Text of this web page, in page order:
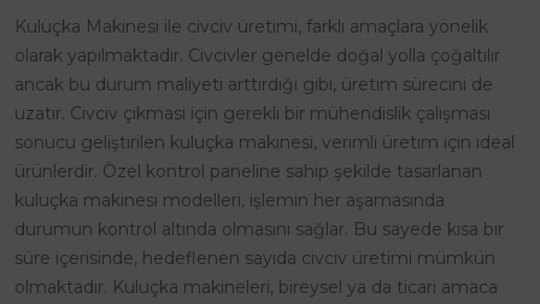
Kuluçka Makinesi ile civciv üretimi, farklı amaçlara yönelik
olarak yapılmaktadır. Civcivler genelde doğal yolla çoğaltılır
ancak bu durum maliyeti arttırdığı gibi, üretim sürecini de
uzatır. Civciv çıkması için gerekli bir mühendislik çalışması
sonucu geliştirilen kuluçka makinesi, verimli üretim için ideal
ürünlerdir. Özel kontrol paneline sahip şekilde tasarlanan
kuluçka makinesi modelleri, işlemin her aşamasında
durumun kontrol altında olmasını sağlar. Bu sayede kısa bir
süre içerisinde, hedeflenen sayıda civciv üretimi mümkün
olmaktadır. Kuluçka makineleri, bireysel ya da ticari amaca